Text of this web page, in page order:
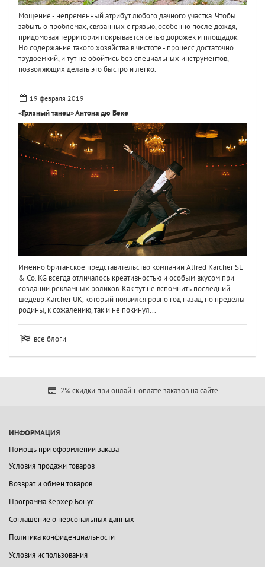
Мощение - непременный атрибут любого дачного участка. Чтобы
забыть о проблемах, связанных с грязью, особенно после дождя,
придомовая территория покрывается сетью дорожек и площадок.
Но содержание такого хозяйства в чистоте - процесс достаточно
трудоемкий, и тут не обойтись без специальных инструментов,
позволяющих делать это быстро и легко.
19 февраля 2019
«Грязный танец» Антона дю Беке
Именно британское представительство компании Alfred Karcher SE
& Co. KG всегда отличалось креативностью и особым вкусом при
создании рекламных роликов. Как тут не вспомнить последний
шедевр Karcher UK, который появился ровно год назад, но пределы
родины, к сожалению, так и не покинул...
все блоги
2% скидки при онлайн-оплате заказов на сайте
ИНФОРМАЦИЯ
Помощь при оформлении заказа
Условия продажи товаров
Возврат и обмен товаров
Программа Керхер Бонус
Соглашение о персональных данных
Политика конфиденциальности
Условия использования